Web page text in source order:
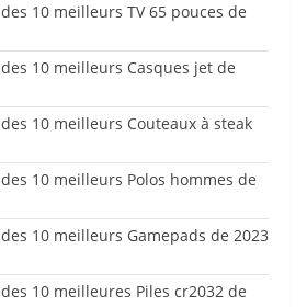
10 meilleurs TV 65 pouces de
10 meilleurs Casques jet de
10 meilleurs Couteaux à steak
10 meilleurs Polos hommes de
10 meilleurs Gamepads de 2023
10 meilleures Piles cr2032 de